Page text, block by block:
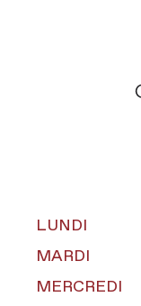
LUNDI
MARDI
MERCREDI